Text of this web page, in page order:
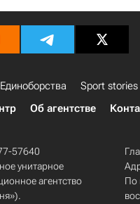
Единоборства Sport stories
Об агентстве
57640
унитарное
агентство
По